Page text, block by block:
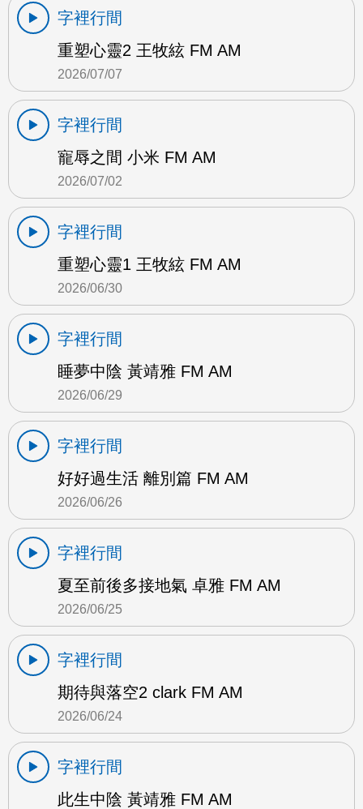
字裡行間
重塑心靈2 王牧絃 FM AM
2026/07/07
字裡行間
寵辱之間 小米 FM AM
2026/07/02
字裡行間
重塑心靈1 王牧絃 FM AM
2026/06/30
字裡行間
睡夢中陰 黃靖雅 FM AM
2026/06/29
字裡行間
好好過生活 離別篇 FM AM
2026/06/26
字裡行間
夏至前後多接地氣 卓雅 FM AM
2026/06/25
字裡行間
期待與落空2 clark FM AM
2026/06/24
字裡行間
此生中陰 黃靖雅 FM AM